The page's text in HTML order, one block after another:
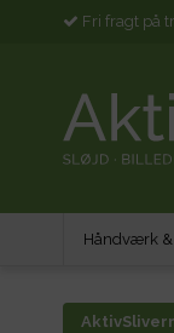
Fri fragt på
Håndværk &